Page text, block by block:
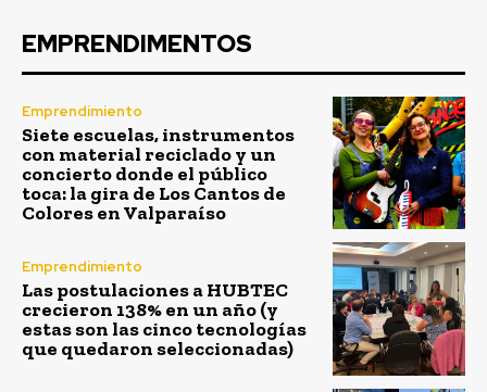
EMPRENDIMENTOS
Emprendimiento
Siete escuelas, instrumentos
con material reciclado y un
concierto donde el público
toca: la gira de Los Cantos de
Colores en Valparaíso
Emprendimiento
Las postulaciones a HUBTEC
crecieron 138% en un año (y
estas son las cinco tecnologías
que quedaron seleccionadas)